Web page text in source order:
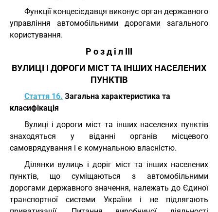
Функції концесієдавця виконує орган державного
управління автомобільними дорогами загального
користування.
Р о з д і л III
ВУЛИЦІ І ДОРОГИ МІСТ ТА ІНШИХ НАСЕЛЕНИХ
ПУНКТІВ
Стаття 16. Загальна характеристика та
класифікація
Вулиці і дороги міст та інших населених пунктів
знаходяться у віданні органів місцевого
самоврядування і є комунальною власністю.
Ділянки вулиць і доріг міст та інших населених
пунктів, що суміщаються з автомобільними
дорогами державного значення, належать до Єдиної
транспортної системи України і не підлягають